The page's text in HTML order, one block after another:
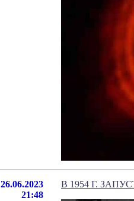
26.06.2023
21:48
В 1954 Г.